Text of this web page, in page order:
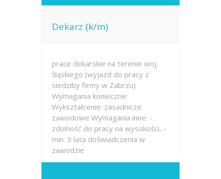
Dekarz (k/m)
prace dekarskie na terenie woj.
śląskiego (wyjazd do pracy z
siedziby firmy w Zabrzu)
Wymagania konieczne:
Wykształcenie: zasadnicze
zawodowe Wymagania inne: -
zdolność do pracy na wysokości, -
min. 3 lata doświadczenia w
zawodzie